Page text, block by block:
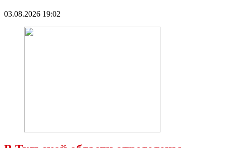
03.08.2026 19:02